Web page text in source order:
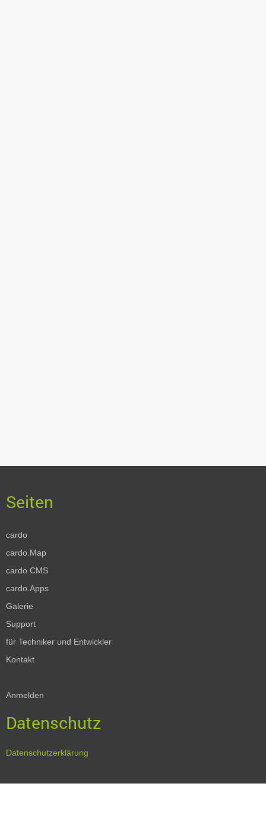
cardo
cardo.Map
cardo.CMS
cardo.Apps
Galerie
Support
für Techniker und Entwickler
Kontakt
Anmelden
Datenschutz
Datenschutzerklärung